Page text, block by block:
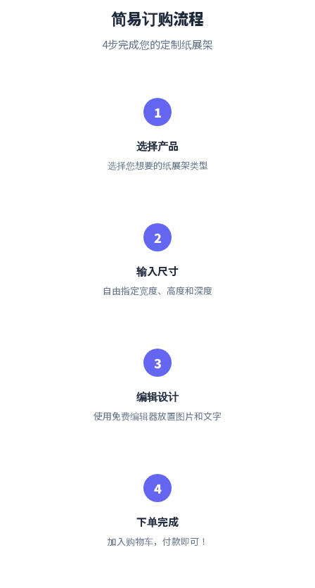
简易订购流程
4步完成您的定制纸展架
选择产品
选择您想要的纸展架类型
输入尺寸
自由指定宽度、高度和深度
编辑设计
使用免费编辑器放置图片和文字
下单完成
加入购物车，付款即可！